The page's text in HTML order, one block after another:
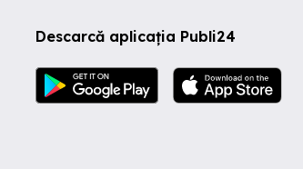
Descarcă aplicația Publi24